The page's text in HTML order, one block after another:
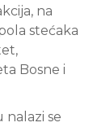
na
stećaka
Bosne i
se